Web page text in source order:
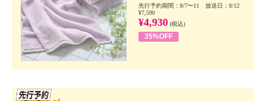
先行予約期間：8/7〜11 放送日：8/12
¥7,590
¥4,930 (税込)
35%OFF